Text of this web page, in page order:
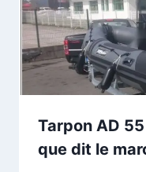
Tarpon AD
que dit le